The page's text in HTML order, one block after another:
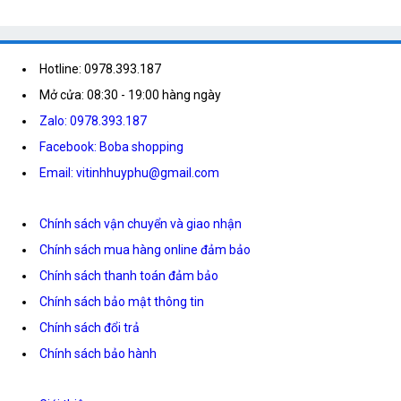
Hotline: 0978.393.187
Mở cửa: 08:30 - 19:00 hàng ngày
Zalo: 0978.393.187
Facebook: Boba shopping
Email: vitinhhuyphu@gmail.com
Chính sách vận chuyển và giao nhận
Chính sách mua hàng online đảm bảo
Chính sách thanh toán đảm bảo
Chính sách bảo mật thông tin
Chính sách đổi trả
Chính sách bảo hành